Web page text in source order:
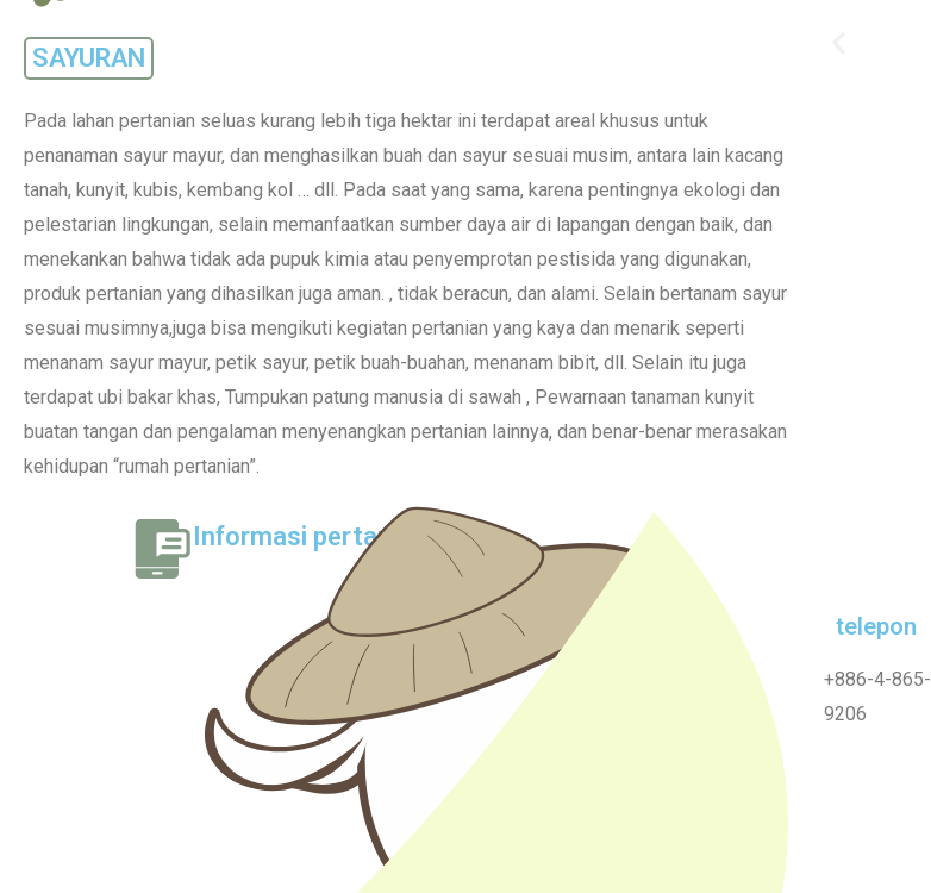
SAYURAN
Pada lahan pertanian seluas kurang lebih tiga hektar ini terdapat areal khusus untuk
penanaman sayur mayur, dan menghasilkan buah dan sayur sesuai musim, antara lain kacang
tanah, kunyit, kubis, kembang kol … dll. Pada saat yang sama, karena pentingnya ekologi dan
pelestarian lingkungan, selain memanfaatkan sumber daya air di lapangan dengan baik, dan
menekankan bahwa tidak ada pupuk kimia atau penyemprotan pestisida yang digunakan,
produk pertanian yang dihasilkan juga aman. , tidak beracun, dan alami. Selain bertanam sayur
sesuai musimnya,juga bisa mengikuti kegiatan pertanian yang kaya dan menarik seperti
menanam sayur mayur, petik sayur, petik buah-buahan, menanam bibit, dll. Selain itu juga
terdapat ubi bakar khas, Tumpukan patung manusia di sawah , Pewarnaan tanaman kunyit
buatan tangan dan pengalaman menyenangkan pertanian lainnya, dan benar-benar merasakan
kehidupan “rumah pertanian”.
Informasi pertanian
telepon
+886-4-865-
9206